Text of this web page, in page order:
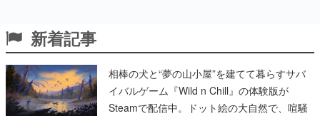
新着記事
相棒の犬と“夢の山小屋”を建てて暮らすサバ
イバルゲーム『Wild n Chill』の体験版が
Steamで配信中。ドット絵の大自然で、喧騒